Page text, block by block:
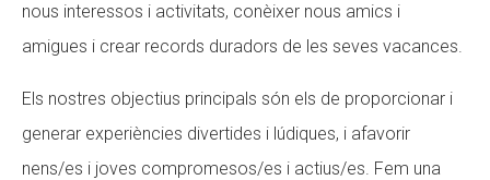
nous interessos i activitats, conèixer nous amics i
amigues i crear records duradors de les seves vacances.
Els nostres objectius principals són els de proporcionar i
generar experiències divertides i lúdiques, i afavorir
nens/es i joves compromesos/es i actius/es. Fem una